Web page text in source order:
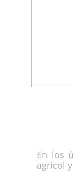
En los
agrícol